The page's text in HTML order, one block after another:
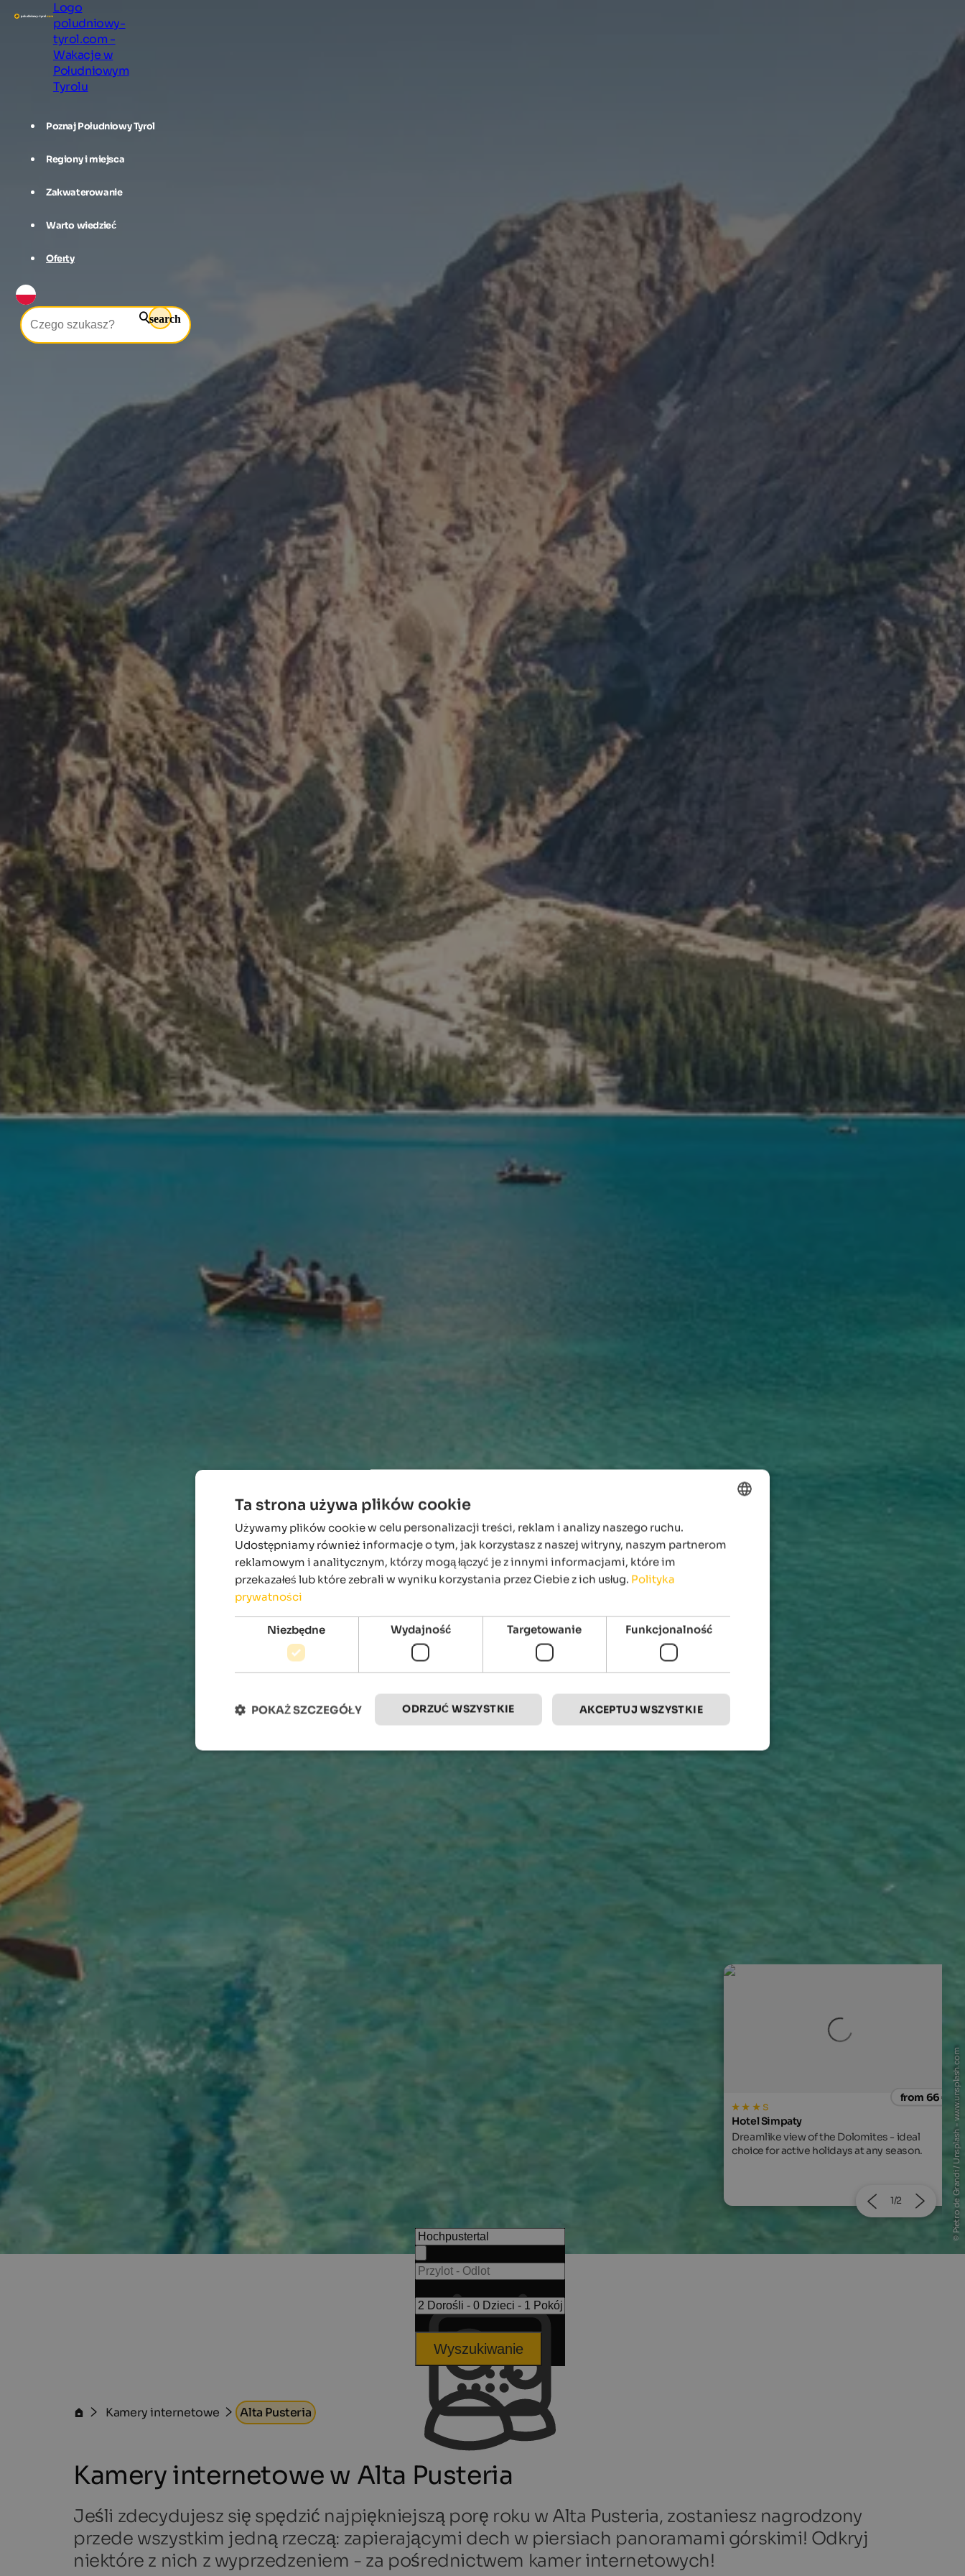
Logo
poludniowy-
tyrol.com -
Wakacje w
Południowym
Tyrolu
Poznaj Południowy Tyrol
Regiony i miejsca
Zakwaterowanie
Warto wiedzieć
Oferty
search
Dreamlike view of the Dolomites - ideal
from 100
Hotel Tirolerhof
Experience unique nature, culinary
highlights and pure relaxation with the Stoll
2/2 © Pietro de Grandi / Unsplash - www.unsplash.com
Wyszukiwanie
Kamery internetowe Alta Pusteria
Kamery internetowe w Alta Pusteria
Jeśli zdecydujesz się spędzić najpiękniejszą porę roku w Alta Pusteria, zostaniesz nagrodzony
przede wszystkim jedną rzeczą: zapierającymi dech w piersiach panoramami górskimi! Odkryj
niektóre z nich z wyprzedzeniem - za pośrednictwem kamer internetowych!
POLISH
Ta strona używa plików cookie
Używamy plików cookie w celu personalizacji treści, reklam i analizy naszego ruchu.
Udostępniamy również informacje o tym, jak korzystasz z naszej witryny, naszym partnerom
reklamowym i analitycznym, którzy mogą łączyć je z innymi informacjami, które im
przekazałeś lub które zebrali w wyniku korzystania przez Ciebie z ich usług. Polityka
prywatności
Niezbędne Wydajność Targetowanie Funkcjonalność
AKCEPTUJ WSZYSTKIE
ODRZUĆ WSZYSTKIE
POKAŻ SZCZEGÓŁY